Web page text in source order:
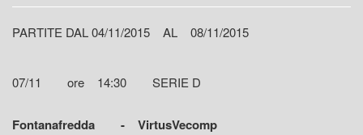
PARTITE DAL 04/11/2015 AL 08/11/2015
07/11 ore 14:30 SERIE D
Fontanafredda - VirtusVecomp